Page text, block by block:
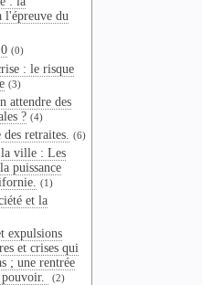
l'épreuve du
(0)
: le risque
(3)
attendre des
? (4)
retraites. (6)
ville : Les
puissance
(1)
et la
expulsions
et crises qui
; une rentrée
(2)